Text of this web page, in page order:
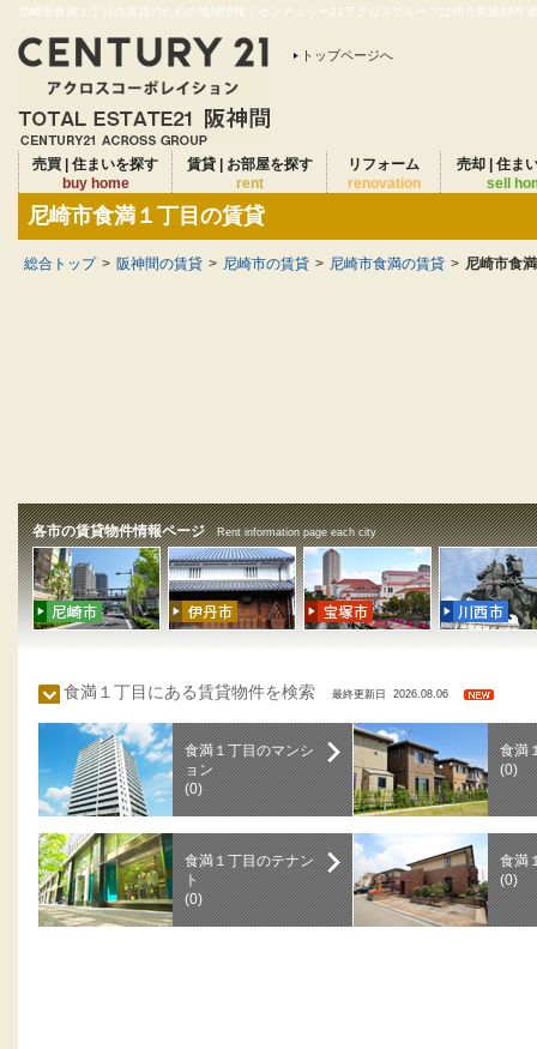
尼崎市食満１丁目の賃貸のための地域情報｜センチュリー21アクロスグループは仲介実績28年
トップページへ
売買 | 住まいを探す
buy home
賃貸 | お部屋を探す
rent
リフォーム
renovation
売却 | 住ま
sell
尼崎市食満１丁目の賃貸
総合トップ > 阪神間の賃貸 > 尼崎市の賃貸 > 尼崎市食満の賃貸 > 尼崎市食
各市の賃貸物件情報ページ Rent information page each city
食満１丁目にある賃貸物件を検索 最終更新日 2026.08.06
食満１丁目のマンシ
ョン
(0)
食満
(0)
食満１丁目のテナン
ト
(0)
食満
(0)